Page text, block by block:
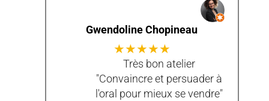
Gwendoline Chopineau
★★★★★
Très bon atelier
"Convaincre et persuader à
l'oral pour mieux se vendre"